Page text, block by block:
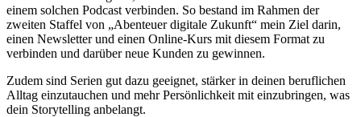
einem solchen Podcast verbinden. So bestand im Rahmen der
zweiten Staffel von „Abenteuer digitale Zukunft“ mein Ziel darin,
einen Newsletter und einen Online-Kurs mit diesem Format zu
verbinden und darüber neue Kunden zu gewinnen.
Zudem sind Serien gut dazu geeignet, stärker in deinen beruflichen
Alltag einzutauchen und mehr Persönlichkeit mit einzubringen, was
dein Storytelling anbelangt.